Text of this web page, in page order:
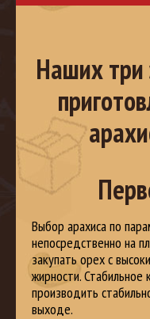
Наших три
Выбор арахиса по
непосредственно на
закупать орех с
жирности. Стабильное
производить
выходе.